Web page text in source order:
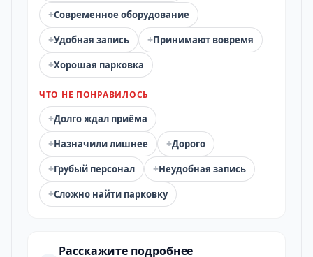
+Современное оборудование
+Удобная запись +Принимают вовремя
+Хорошая парковка
ЧТО НЕ ПОНРАВИЛОСЬ
+Долго ждал приёма
+Назначили лишнее +Дорого
+Грубый персонал +Неудобная запись
+Сложно найти парковку
Расскажите подробнее